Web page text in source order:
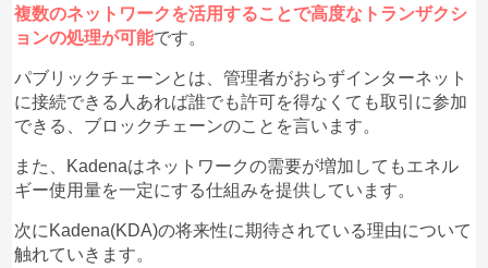
複数のネットワークを活用することで高度なトランザクシ
ョンの処理が可能です。
パブリックチェーンとは、管理者がおらずインターネット
に接続できる人あれば誰でも許可を得なくても取引に参加
できる、ブロックチェーンのことを言います。
また、Kadenaはネットワークの需要が増加してもエネル
ギー使用量を一定にする仕組みを提供しています。
次にKadena(KDA)の将来性に期待されている理由について
触れていきます。